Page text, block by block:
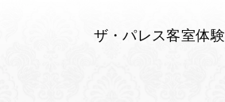
ザ・パレス客室体験